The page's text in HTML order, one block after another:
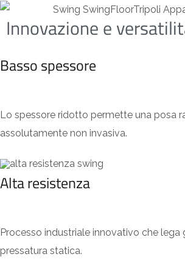
Innovazione e
Basso spessore
Lo spessore ridotto permette una posa
assolutamente non invasiva.
Alta resistenza
Processo industriale innovativo che lega
pressatura statica.